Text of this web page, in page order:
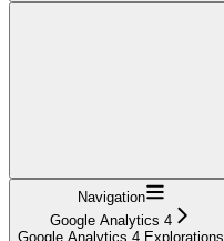
Navigation
Google Analytics 4
Google Analytics 4 Explorations